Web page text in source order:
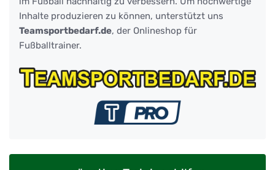
Inhalte produzieren zu können, unterstützt uns
Teamsportbedarf.de, der Onlineshop für
Fußballtrainer.